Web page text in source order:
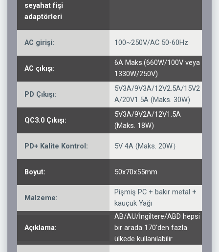
seyahat fişi
adaptörleri
AC girişi: 100~250V/AC 50-60Hz
AC çıkışı:
6A Maks.(660W/100V veya
1330W/250V)
PD Çıkışı:
5V3A/9V3A/12V2.5A/15V2
A/20V1.5A (Maks. 30W)
QC3.0 Çıkışı:
5V3A/9V2A/12V1.5A
(Maks. 18W)
PD+ Kalite Kontrol: 5V 4A (Maks. 20W）
Boyut: 50x70x55mm
Malzeme:
Pişmiş PC + bakır metal +
kauçuk Yağı
Açıklama:
AB/AU/İngiltere/ABD hepsi
bir arada 170'den fazla
ülkede kullanılabilir